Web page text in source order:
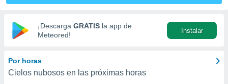
las
y
digital
basada
¡Descarga GRATIS la app de
Meteored!
Instalar
Por horas
Cielos nubosos en las próximas horas